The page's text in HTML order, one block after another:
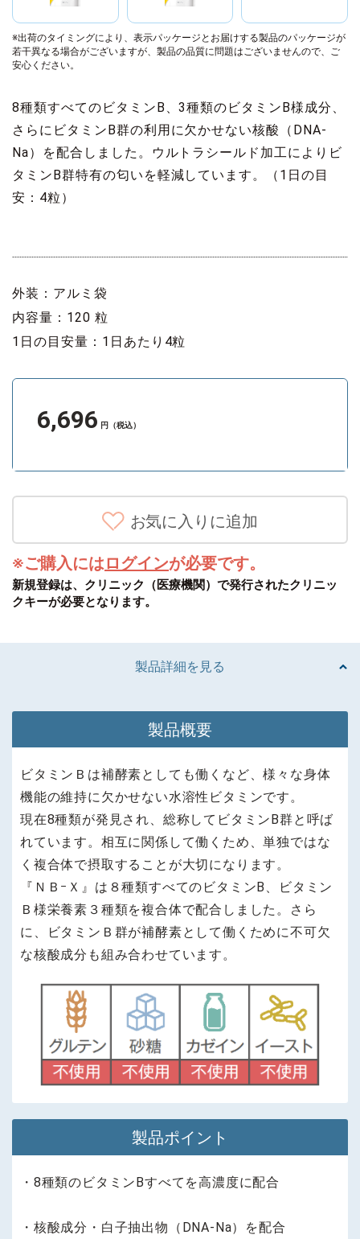
※出荷のタイミングにより、表示パッケージとお届けする製品のパッケージが
若干異なる場合がございますが、製品の品質に問題はございませんので、ご
安心ください。
8種類すべてのビタミンB、3種類のビタミンB様成分、
さらにビタミンB群の利用に欠かせない核酸（DNA-
Na）を配合しました。ウルトラシールド加工によりビ
タミンB群特有の匂いを軽減しています。（1日の目
安：4粒）
外装：アルミ袋
内容量：120 粒
1日の目安量：1日あたり4粒
6,696 円（税込）
※ご購入にはログインが必要です。
新規登録は、クリニック（医療機関）で発行されたクリニッ
クキーが必要となります。
製品詳細を見る
製品概要
ビタミンＢは補酵素としても働くなど、様々な身体
機能の維持に欠かせない水溶性ビタミンです。
現在8種類が発見され、総称してビタミンB群と呼ば
れています。相互に関係して働くため、単独ではな
く複合体で摂取することが大切になります。
『ＮＢｰＸ』は８種類すべてのビタミンB、ビタミン
Ｂ様栄養素３種類を複合体で配合しました。さら
に、ビタミンＢ群が補酵素として働くために不可欠
な核酸成分も組み合わせています。
製品ポイント
・8種類のビタミンBすべてを高濃度に配合
・核酸成分・白子抽出物（DNA-Na）を配合